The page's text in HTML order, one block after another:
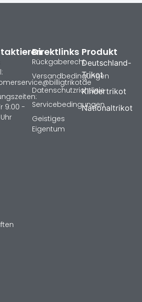
Produkt
Deutschland-
Trikot
Kindertrikot
Nationaltrikot
Direktlinks
Rückgaberecht
Versandbedingungen
Datenschutzrichtlinie
Servicebedingungen
Geistiges
Eigentum
9:00 -